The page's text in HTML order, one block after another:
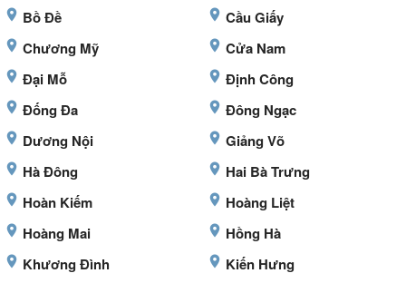
Bồ Đề
Cầu Giấy
Chương Mỹ
Cửa Nam
Đại Mỗ
Định Công
Đống Đa
Đông Ngạc
Dương Nội
Giảng Võ
Hà Đông
Hai Bà Trưng
Hoàn Kiếm
Hoàng Liệt
Hoàng Mai
Hồng Hà
Khương Đình
Kiến Hưng